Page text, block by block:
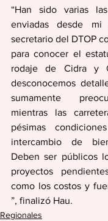
“Han sido varias
enviadas desde
secretario del DTOP
para conocer el
rodaje de Cidra y
desconocemos
sumamente
mientras las
pésimas
intercambio de
Deben ser públicos
proyectos
como los costos y
”, finalizó Hau.
Regionales